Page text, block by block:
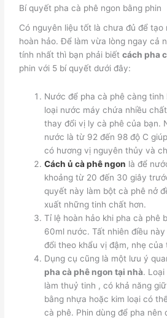
Bí quyết pha cà phê ngon bằng phin
Có nguyên liệu tốt là chưa đủ để tạo
hoàn hảo. Để làm vừa lòng ngay cả
tính nhất thì bạn phải biếtcách pha
phin với 5 bí quyết dưới đây:
Nước để pha cà phê càng
loại nước máy chứa nhiều
thay đổi vị ly cà phê của bạn.
nước là từ 92 đến 98 độ C
có hương vị nguyên thủy và
Cách ủ cà phê ngon là để
khoảng từ 20 đến 30 giây
quyết này làm bột cà phê nở
xuất những tinh chất hơn.
Tỉ lệ hoàn hảo khi pha cà phê
60ml nước. Tất nhiên điều
đổi theo khẩu vị đậm, nhẹ của
Dụng cụ cũng là một lưu ý
pha cà phê ngon tại nhà.
làm thuỷ tinh , có khả năng
bằng nhựa hoặc kim loại có
cà phê. Phin dùng để pha nên